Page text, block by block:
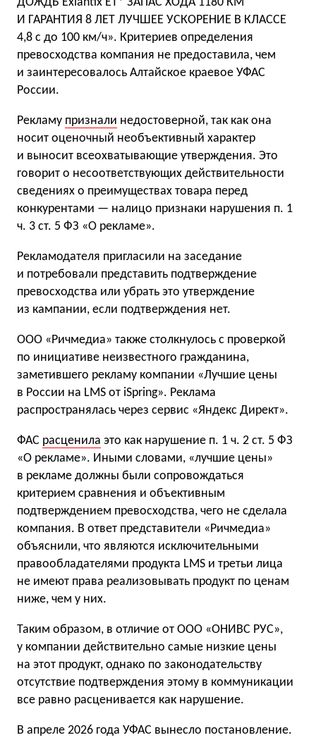
ДОЖДЬ Exlantix ET* ЗАПАС ХОДА 1180 КМ
И ГАРАНТИЯ 8 ЛЕТ ЛУЧШЕЕ УСКОРЕНИЕ В КЛАССЕ
4,8 с до 100 км/ч». Критериев определения
превосходства компания не предоставила, чем
и заинтересовалось Алтайское краевое УФАС
России.
Рекламу признали недостоверной, так как она
носит оценочный необъективный характер
и выносит всеохватывающие утверждения. Это
говорит о несоответствующих действительности
сведениях о преимуществах товара перед
конкурентами — налицо признаки нарушения п. 1
ч. 3 ст. 5 ФЗ «О рекламе».
Рекламодателя пригласили на заседание
и потребовали представить подтверждение
превосходства или убрать это утверждение
из кампании, если подтверждения нет.
ООО «Ричмедиа» также столкнулось с проверкой
по инициативе неизвестного гражданина,
заметившего рекламу компании «Лучшие цены
в России на LMS от iSpring». Реклама
распространялась через сервис «Яндекс Директ».
ФАС расценила это как нарушение п. 1 ч. 2 ст. 5 ФЗ
«О рекламе». Иными словами, «лучшие цены»
в рекламе должны были сопровождаться
критерием сравнения и объективным
подтверждением превосходства, чего не сделала
компания. В ответ представители «Ричмедиа»
объяснили, что являются исключительными
правообладателями продукта LMS и третьи лица
не имеют права реализовывать продукт по ценам
ниже, чем у них.
Таким образом, в отличие от ООО «ОНИВС РУС»,
у компании действительно самые низкие цены
на этот продукт, однако по законодательству
отсутствие подтверждения этому в коммуникации
все равно расценивается как нарушение.
В апреле 2026 года УФАС вынесло постановление.